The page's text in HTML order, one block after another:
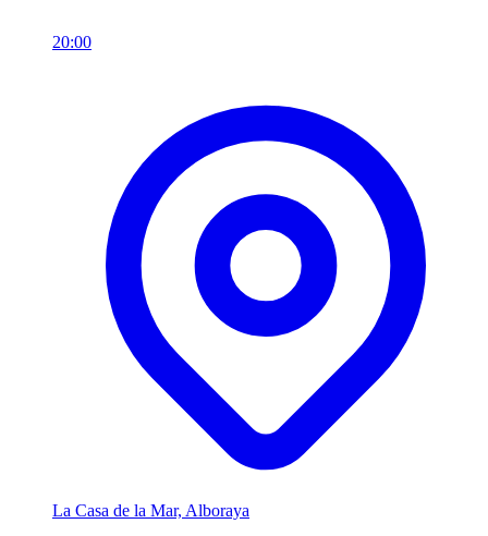
20:00
La Casa de la Mar, Alboraya